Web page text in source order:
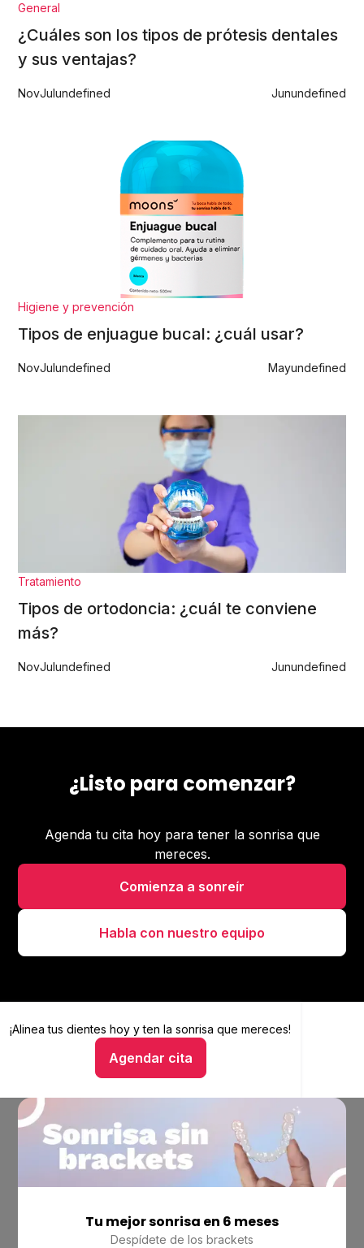
General
¿Cuáles son los tipos de prótesis dentales
y sus ventajas?
NovJulundefined Junundefined
Higiene y prevención
Tipos de enjuague bucal: ¿cuál usar?
NovJulundefined Mayundefined
Tratamiento
Tipos de ortodoncia: ¿cuál te conviene
más?
NovJulundefined Junundefined
¿Listo para comenzar?
Agenda tu cita hoy para tener la sonrisa que
mereces.
Comienza a sonreír
Habla con nuestro equipo
¡Alinea tus dientes hoy yten la sonrisa que mereces!
Agendar cita
Alinea tus dientes hoy y ten la sonrisa que mereces
Hablar con un asesor
Tu mejor sonrisa en 6 meses
Despídete de los brackets